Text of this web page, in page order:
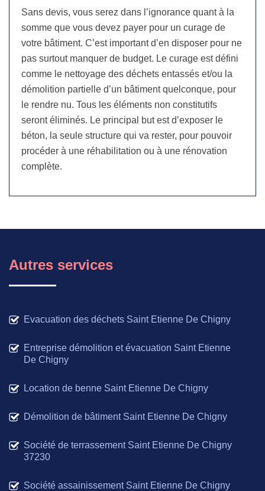
Sans devis, vous serez dans l’ignorance quant à la
somme que vous devez payer pour un curage de
votre bâtiment. C’est important d’en disposer pour ne
pas surtout manquer de budget. Le curage est défini
comme le nettoyage des déchets entassés et/ou la
démolition partielle d’un bâtiment quelconque, pour
le rendre nu. Tous les éléments non constitutifs
seront éliminés. Le principal but est d’exposer le
béton, la seule structure qui va rester, pour pouvoir
procéder à une réhabilitation ou à une rénovation
complète.
Autres services
Evacuation des déchets Saint Etienne De Chigny
Entreprise démolition et évacuation Saint Etienne
De Chigny
Location de benne Saint Etienne De Chigny
Démolition de bâtiment Saint Etienne De Chigny
Société de terrassement Saint Etienne De Chigny
37230
Société assainissement Saint Etienne De Chigny